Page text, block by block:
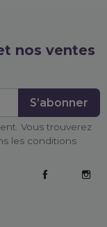
nos ventes
Vous trouverez
les conditions